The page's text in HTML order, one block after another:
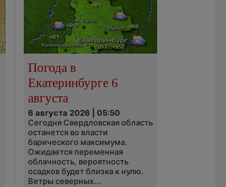
Погода в
Екатеринбурге 6
августа
6 августа 2026 | 05:50
Сегодня Свердловская область
останется во власти
барического максимума.
Ожидается переменная
облачность, вероятность
осадков будет близка к нулю.
Ветры северных...